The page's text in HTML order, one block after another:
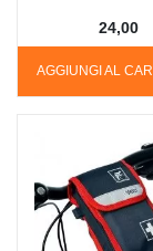
AGGIUNGI AL
24,00